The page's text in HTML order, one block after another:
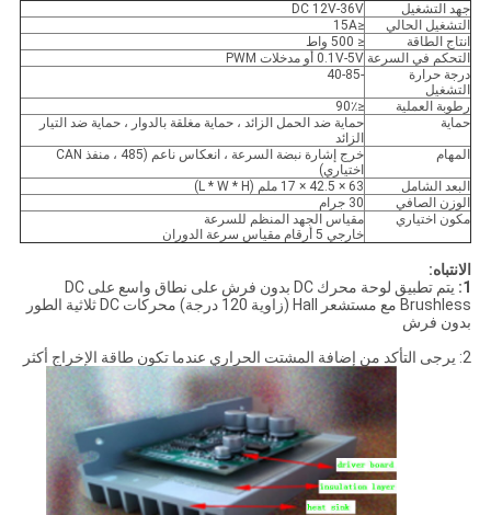
جهد التشغيل
DC 12V-36V
التشغيل الحالي
≤15A
انتاج الطاقة
≤ 500 واط
التحكم في السرعة 0.1V-5V أو مدخلات PWM
درجة حرارة
التشغيل
-40-85
رطوبة العملية
≤90٪
حماية
حماية ضد الحمل الزائد ، حماية مغلقة بالدوار ، حماية ضد التيار
الزائد
المهام
خرج إشارة نبضة السرعة ، انعكاس ناعم (485 ، منفذ CAN
اختياري)
البعد الشامل
63 × 42.5 × 17 ملم (L * W * H)
الوزن الصافي
30 جرام
مكون اختياري
مقياس الجهد المنظم للسرعة
خارجي 5 أرقام مقياس سرعة الدوران
الانتباه:
1:
يتم تطبيق لوحة محرك DC بدون فرش على نطاق واسع على DC
Brushless مع مستشعر Hall (زاوية 120 درجة) محركات DC ثلاثية الطور
بدون فرش
2: يرجى التأكد من إضافة المشتت الحراري عندما تكون طاقة الإخراج أكثر